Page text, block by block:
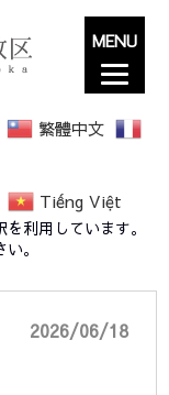
繁體中文
Tiếng Việt
利用しています。
。
教
2026/06/18
MENU